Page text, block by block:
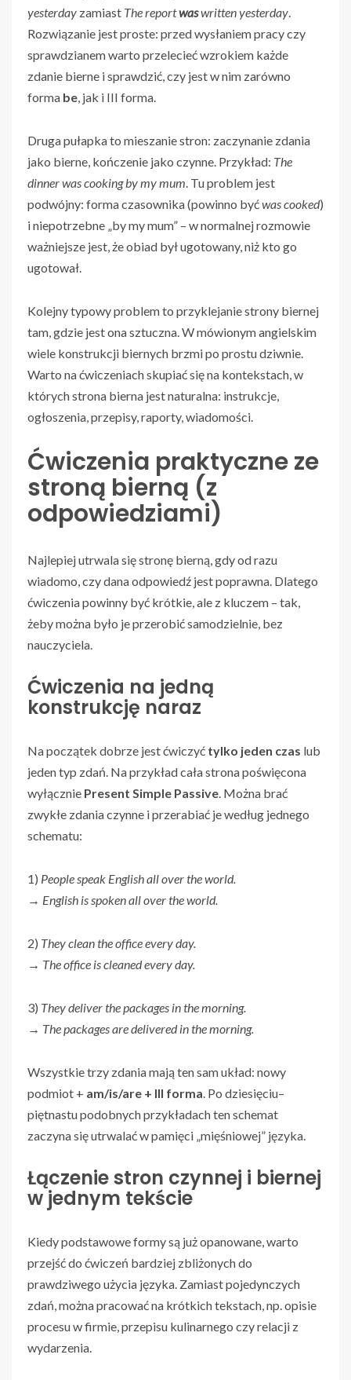
yesterday zamiast The reportwaswritten yesterday.
Rozwiązanie jest proste: przed wysłaniem pracy czy
sprawdzianem warto przelecieć wzrokiem każde
zdanie bierne i sprawdzić, czy jest w nim zarówno
forma be, jak i III forma.
Druga pułapka to mieszanie stron: zaczynanie zdania
jako bierne, kończenie jako czynne. Przykład: The
dinner was cooking by my mum. Tu problem jest
podwójny: forma czasownika (powinno byćwas cooked)
i niepotrzebne „by my mum” – w normalnej rozmowie
ważniejsze jest, że obiad był ugotowany, niż kto go
ugotował.
Kolejny typowy problem to przyklejanie strony biernej
tam, gdzie jest ona sztuczna. W mówionym angielskim
wiele konstrukcji biernych brzmi po prostu dziwnie.
Warto na ćwiczeniach skupiać się na kontekstach, w
których strona bierna jest naturalna: instrukcje,
ogłoszenia, przepisy, raporty, wiadomości.
Ćwiczenia praktyczne ze
stroną bierną (z
odpowiedziami)
Najlepiej utrwala się stronę bierną, gdy od razu
wiadomo, czy dana odpowiedź jest poprawna. Dlatego
ćwiczenia powinny być krótkie, ale z kluczem – tak,
żeby można było je przerobić samodzielnie, bez
nauczyciela.
Ćwiczenia na jedną
konstrukcję naraz
Na początek dobrze jest ćwiczyć tylko jeden czas lub
jeden typ zdań. Na przykład cała strona poświęcona
wyłącznie Present Simple Passive. Można brać
zwykłe zdania czynne i przerabiać je według jednego
schematu:
1) People speak English all over the world.
→ English is spoken all over the world.
2) They clean the office every day.
→ The office is cleaned every day.
3) They deliver the packages in the morning.
→ The packages are delivered in the morning.
Wszystkie trzy zdania mają ten sam układ: nowy
podmiot + am/is/are + III forma. Po dziesięciu–
piętnastu podobnych przykładach ten schemat
zaczyna się utrwalać w pamięci „mięśniowej” języka.
Łączenie stron czynnej i biernej
w jednym tekście
Kiedy podstawowe formy są już opanowane, warto
przejść do ćwiczeń bardziej zbliżonych do
prawdziwego użycia języka. Zamiast pojedynczych
zdań, można pracować na krótkich tekstach, np. opisie
procesu w firmie, przepisu kulinarnego czy relacji z
wydarzenia.